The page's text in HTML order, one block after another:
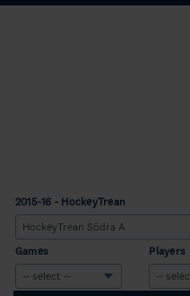
2015-16 - HockeyTrean
Games Players